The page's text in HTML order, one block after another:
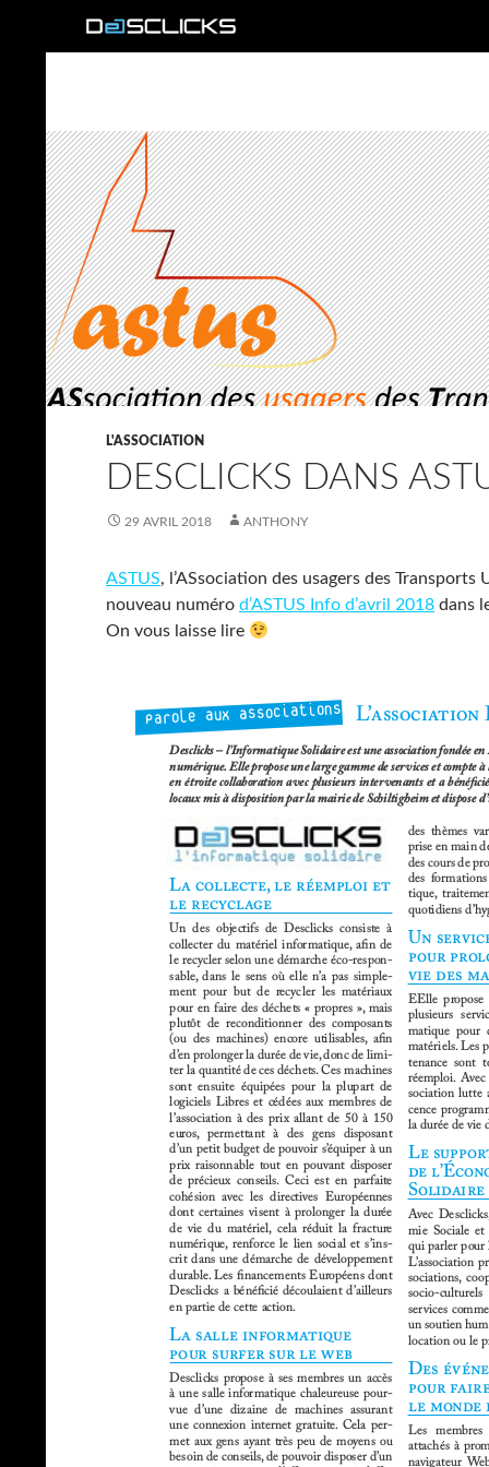
L'ASSOCIATION
DESCLICKS DANS
29 AVRIL 2018 ANTHONY
ASTUS, l’ASsociation des usagers des
nouveau numéro d’ASTUS Info d’avril 2018 dans
On vous laisse lire